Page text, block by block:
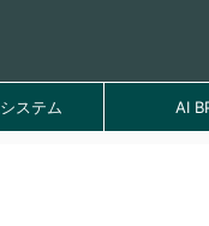
ステム AI